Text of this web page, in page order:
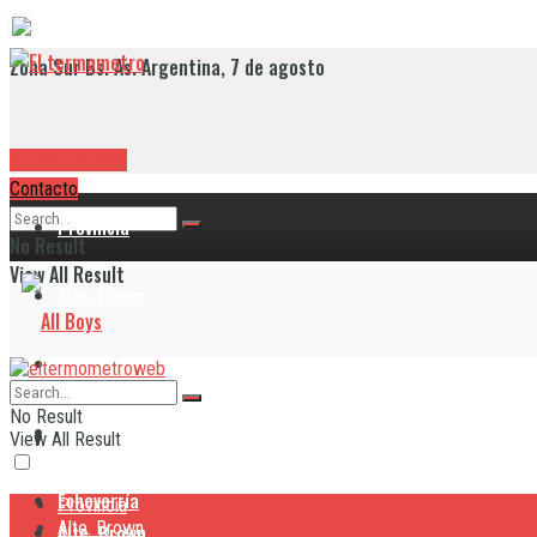
Zona Sur Bs. As. Argentina, 7 de agosto
Contacto
No Result
View All Result
Provincia
Avellaneda
Berazategui
Echeverría
Provincia
No Result
View All Result
Provincia
Alte. Brown